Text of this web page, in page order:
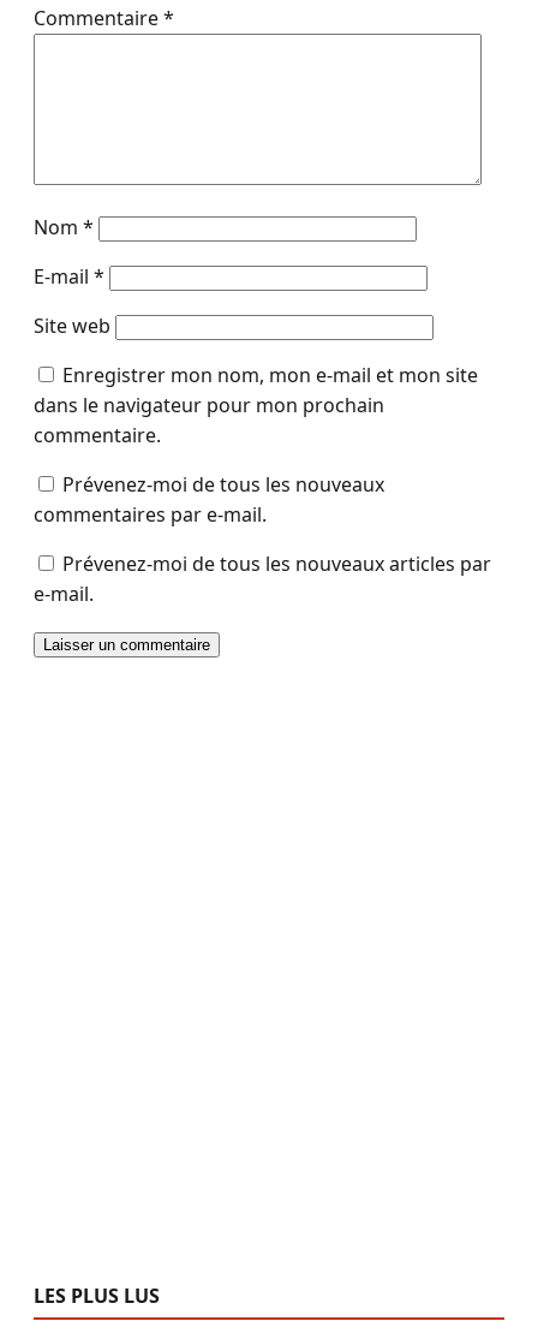
Commentaire*
Nom *
E-mail *
Site web
Enregistrer mon nom, mon e-mail et mon site
dans le navigateur pour mon prochain
commentaire.
Prévenez-moi de tous les nouveaux
commentaires par e-mail.
Prévenez-moi de tous les nouveaux articles par
e-mail.
LES PLUS LUS